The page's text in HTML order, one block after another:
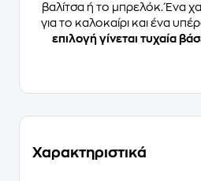
βαλίτσα ή το μπρελόκ. Ένα
για το καλοκαίρι και ένα
επιλογή γίνεται τυχαία
Χαρακτηριστικά